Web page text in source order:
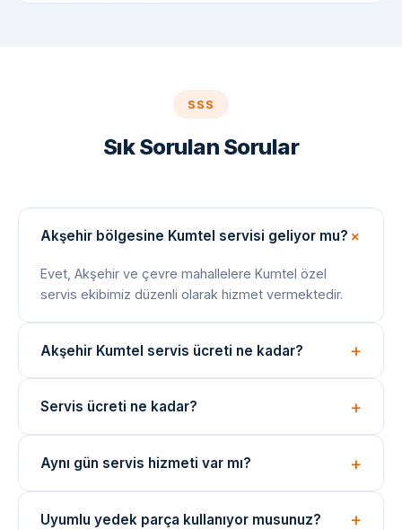
SSS
Sık Sorulan Sorular
Akşehir bölgesine Kumtel servisi geliyor mu?
Evet, Akşehir ve çevre mahallelere Kumtel özel
servis ekibimiz düzenli olarak hizmet vermektedir.
Akşehir Kumtel servis ücreti ne kadar?
göre değişir; işlem öncesi net fiyat bilgisi paylaşılır.
Servis ücreti ne kadar?
ve değişen parçaya göre belirlenir. İşlem öncesi fiyat
Aynı gün servis hizmeti var mı?
ekibimizi yönlendirebiliyoruz. Acil durumlar için çağrı
Uyumlu yedek parça kullanıyor musunuz?